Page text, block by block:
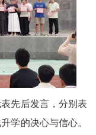
先后发言，分别表
学的决心与信心。